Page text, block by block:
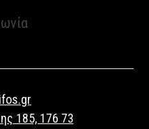
185, 176 73